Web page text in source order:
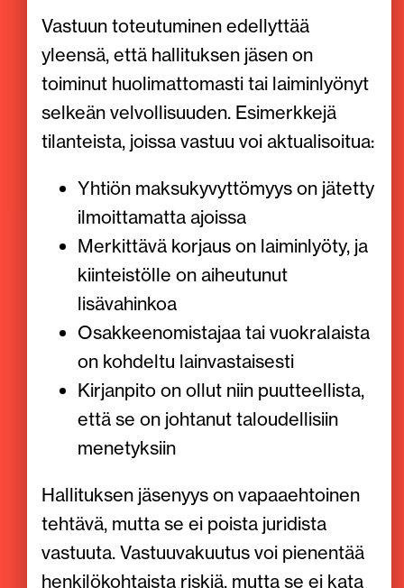
Vastuun toteutuminen edellyttää
yleensä, että hallituksen jäsen on
toiminut huolimattomasti tai laiminlyönyt
selkeän velvollisuuden. Esimerkkejä
tilanteista, joissa vastuu voi aktualisoitua:
Yhtiön maksukyvyttömyys on jätetty
ilmoittamatta ajoissa
Merkittävä korjaus on laiminlyöty, ja
kiinteistölle on aiheutunut
lisävahinkoa
Osakkeenomistajaa tai vuokralaista
on kohdeltu lainvastaisesti
Kirjanpito on ollut niin puutteellista,
että se on johtanut taloudellisiin
menetyksiin
Hallituksen jäsenyys on vapaaehtoinen
tehtävä, mutta se ei poista juridista
vastuuta. Vastuuvakuutus voi pienentää
henkilökohtaista riskiä, mutta se ei kata